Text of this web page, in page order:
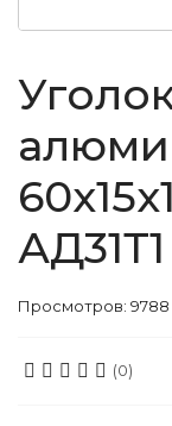
АД31Т1
Просмотров: 9788
(0)